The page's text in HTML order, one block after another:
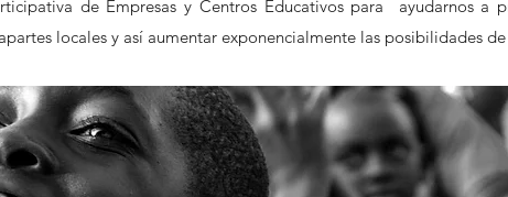
de Empresas y Centros Educativos para ayudarnos a
locales y así aumentar exponencialmente las posibilidades